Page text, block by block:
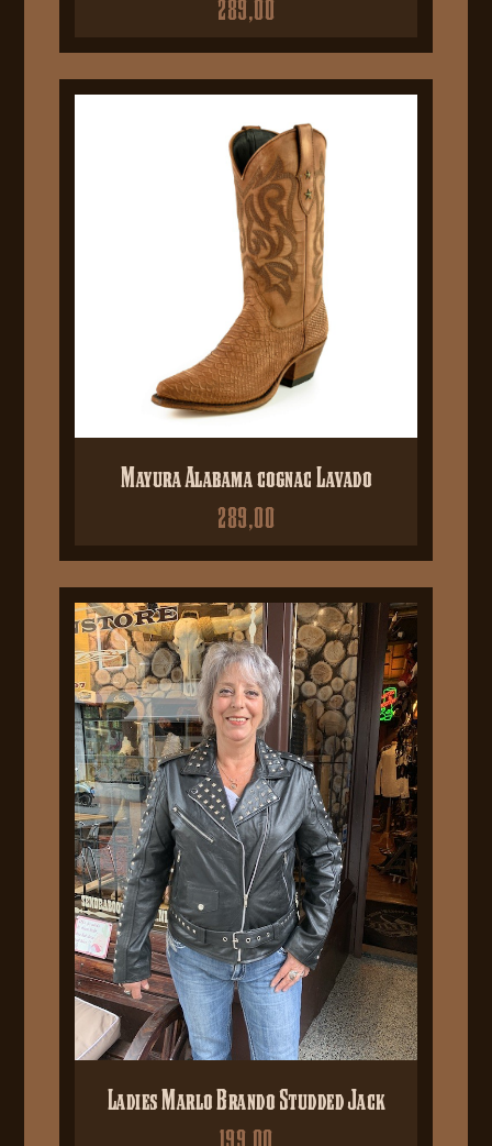
289,00
Mayura Alabama cognac Lavado
289,00
Ladies Marlo Brando Studded Jack
199,00